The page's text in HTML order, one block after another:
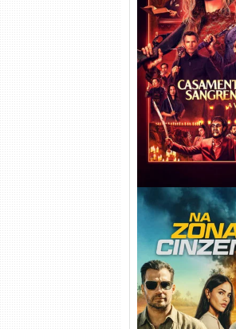
Casamento
Viúva Torrent
720p/1080p/4K
Na Zona
(2026) WEB-DL
Dual